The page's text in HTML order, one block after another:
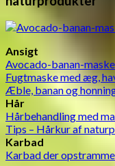
Ansigt
Avocado-banan-
Fugtmaske med æg,
Æble, banan og
Hår
Hårbehandling med
Tips – Hårkur af
Karbad
Karbad der